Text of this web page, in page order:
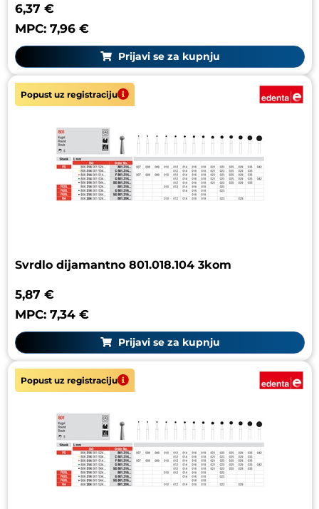
6,37 €
MPC: 7,96 €
Prijavi se za kupnju
Popust uz registraciju
Svrdlo dijamantno 801.018.104 3kom
5,87 €
MPC: 7,34 €
Prijavi se za kupnju
Popust uz registraciju